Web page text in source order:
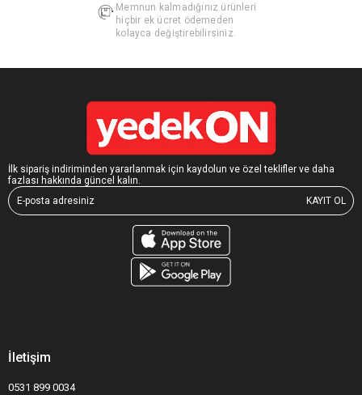
Memnun kalmadığınız ürünleri
hiçbir ek ücret ödemeden
kolayca değiştirebilirsiniz.
İlk sipariş indiriminden yararlanmak için kaydolun ve özel teklifler ve daha
fazlası hakkında güncel kalın.
KAYIT OL
İletişim
0531 899 0034